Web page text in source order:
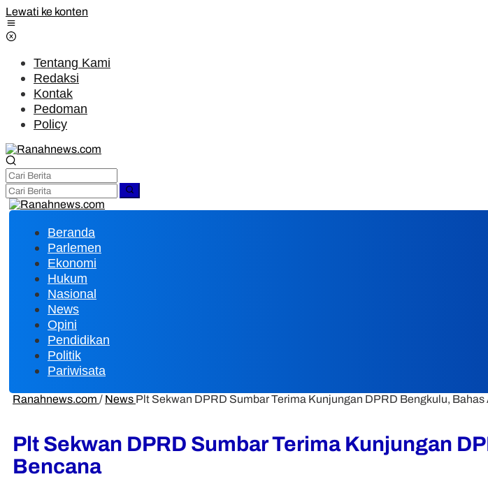
Lewati ke konten
Tentang Kami
Redaksi
Kontak
Pedoman
Policy
Beranda
Parlemen
Ekonomi
Hukum
Nasional
News
Opini
Pendidikan
Politik
Pariwisata
Ranahnews.com / News Plt Sekwan DPRD Sumbar Terima Kunjungan DPRD Bengkulu,
Plt Sekwan DPRD Sumbar Terima Kunjungan
Bencana